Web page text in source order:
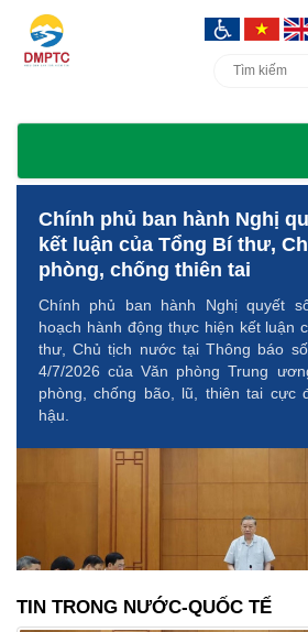
Chính phủ ban hành Nghị
kết luận của Tổng Bí thư,
phòng, chống thiên tai
Chính phủ ban hành Nghị quyết
hoạch hành động thực hiện kết luận
thư, Chủ tịch nước tại Thông báo số
4/7/2026 của Văn phòng Trung
phòng, chống bão, lũ, thiên tai cực
hậu.
TIN TRONG NƯỚC-QUỐC TẾ